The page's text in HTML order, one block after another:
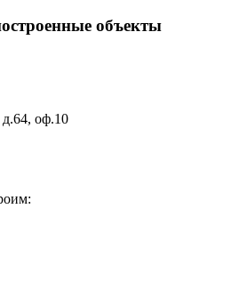
объекты
оф.10